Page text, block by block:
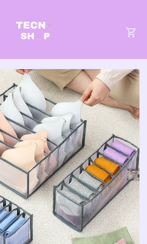
Acceso